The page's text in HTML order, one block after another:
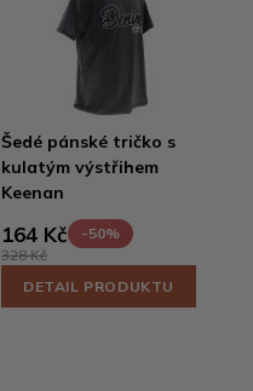
Šedé pánské tričko s
kulatým výstřihem
Keenan
164 Kč
-50%
328 Kč
DETAIL PRODUKTU